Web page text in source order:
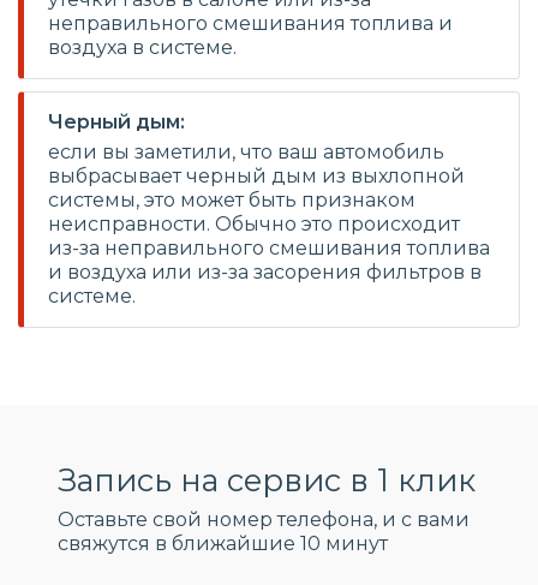
неправильного смешивания топлива и
воздуха в системе.
Черный дым:
если вы заметили, что ваш автомобиль
выбрасывает черный дым из выхлопной
системы, это может быть признаком
неисправности. Обычно это происходит
из-за неправильного смешивания топлива
и воздуха или из-за засорения фильтров в
системе.
Запись на сервис в 1 клик
Оставьте свой номер телефона, и c вами
свяжутся в ближайшие 10 минут